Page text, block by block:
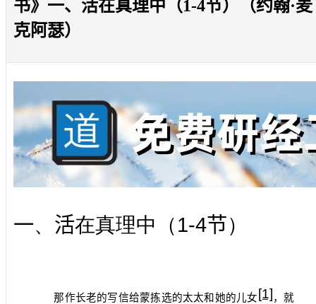
书》一、活在真理中（1-4节）（约翰·麦
克阿瑟）
一、 活在真理中（1-4节）
那作长老的写信给蒙拣选的太太和她的儿女[1]，就